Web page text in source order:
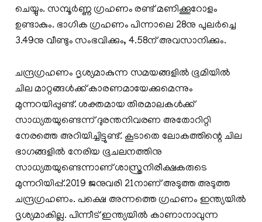
ചെയ്യും. സമ്പൂര്‍ണ്ണ ഗ്രഹണം രണ്ട് മണിക്കൂറോളം
ഉണ്ടാകും. ഭാഗിക ഗ്രഹണം പിന്നാലെ 28നു പുലര്‍ച്ചെ
3.49നു വീണ്ടും സംഭവിക്കും, 4.58ന് അവസാനിക്കും.
ചന്ദ്രഗ്രഹണം ദൃശ്യമാകുന്ന സമയങ്ങളില്‍ ഭൂമിയില്‍
ചില മാറ്റങ്ങള്‍ക്ക് കാരണമായേക്കുമെന്നും
മുന്നറയിപ്പുണ്ട്. ശക്തമായ തിരമാലകള്‍ക്ക്
സാധ്യതയുണ്ടെന്ന് ദുരന്തനിവരണ അതോറിറ്റി
നേരത്തെ അറിയിച്ചിട്ടുണ്ട്. കൂടാതെ ലോകത്തിന്റെ ചില
ഭാഗങ്ങളില്‍ നേരിയ ഭൂചലനത്തിനു
സാധ്യതയുണ്ടെന്നാണ് ശാസ്ത്രനിരീക്ഷകരുടെ
മുന്നറിയിപ്പ്.2019 ജനുവരി 21നാണ് അടുത്ത അടുത്ത
ചന്ദ്രഗ്രഹണം. പക്ഷെ അന്നത്തെ ഗ്രഹണം ഇന്ത്യയില്‍
ദൃശ്യമാകില്ല. പിന്നീട് ഇന്ത്യയില്‍ കാണാനാവുന്ന